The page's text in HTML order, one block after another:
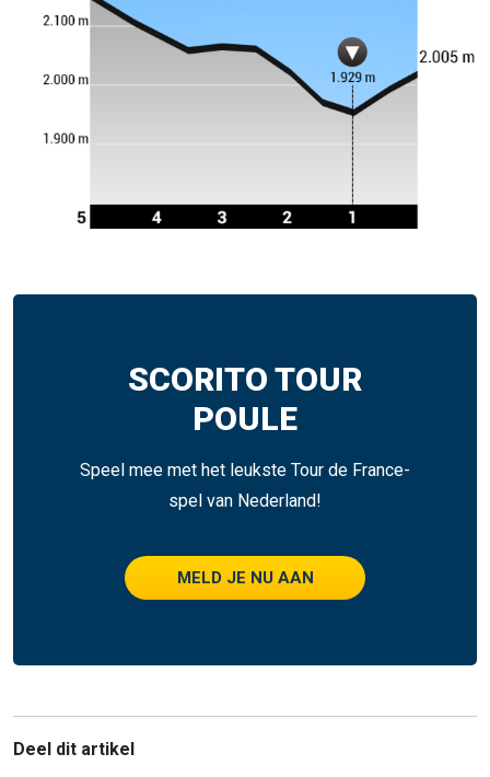
SCORITO TOUR
POULE
Speel mee met het leukste Tour de France-
spel van Nederland!
MELD JE NU AAN
Deel dit artikel